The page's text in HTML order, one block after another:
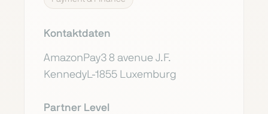
Kontaktdaten
AmazonPay3 8 avenue J.F.
KennedyL-1855 Luxemburg
Partner Level